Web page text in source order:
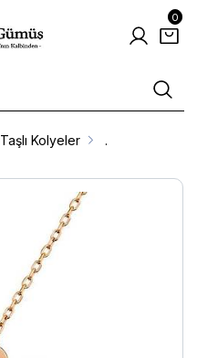
0
Taşlı Kolyeler .